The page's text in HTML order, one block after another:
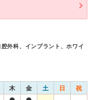
外科、インプラント、ホワイ
木 金 土 日 祝